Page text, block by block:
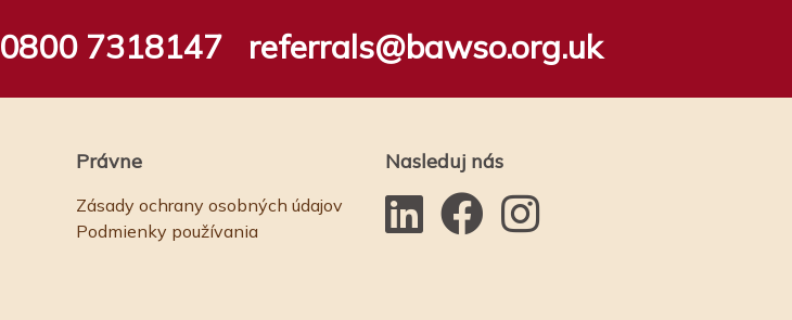
0800 7318147 referrals@bawso.org.uk
Právne
Zásady ochrany osobných údajov
Podmienky používania
Nasleduj nás